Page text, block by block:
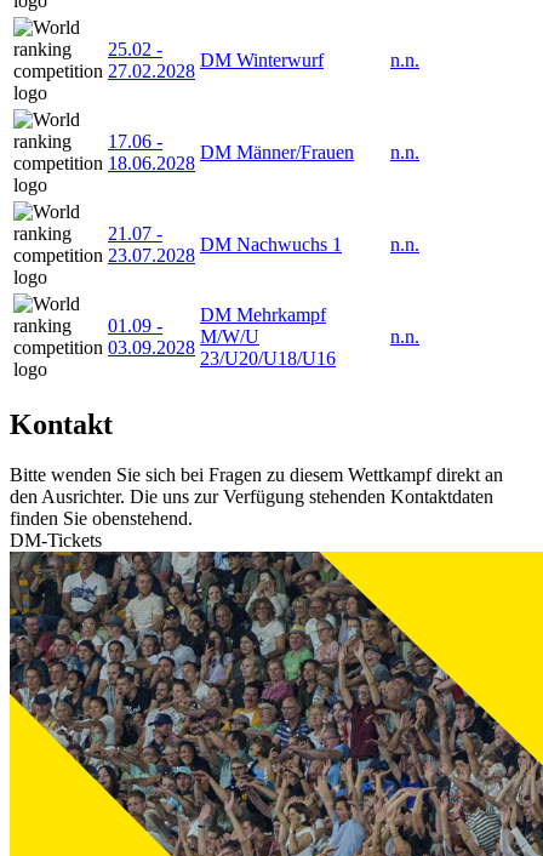
25.02 -
27.02.2028
DM Winterwurf n.n.
17.06 -
18.06.2028
DM Männer/Frauen n.n.
21.07 -
23.07.2028
DM Nachwuchs 1 n.n.
01.09 -
03.09.2028
DM Mehrkampf
M/W/U
23/U20/U18/U16
n.n.
Kontakt
Bitte wenden Sie sich bei Fragen zu diesem Wettkampf direkt an
den Ausrichter. Die uns zur Verfügung stehenden Kontaktdaten
finden Sie obenstehend.
DM-Tickets